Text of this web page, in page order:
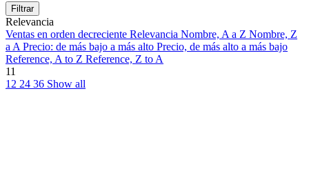
Filtrar
Relevancia
Ventas en orden decreciente Relevancia Nombre, A a Z Nombre, Z
a APrecio: de más bajo a más alto Precio, de más alto a más bajo
Reference, A to Z Reference, Z to A
11
12 24 36 Show all